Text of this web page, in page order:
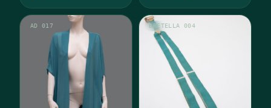
AD 017 BRETELLA 004